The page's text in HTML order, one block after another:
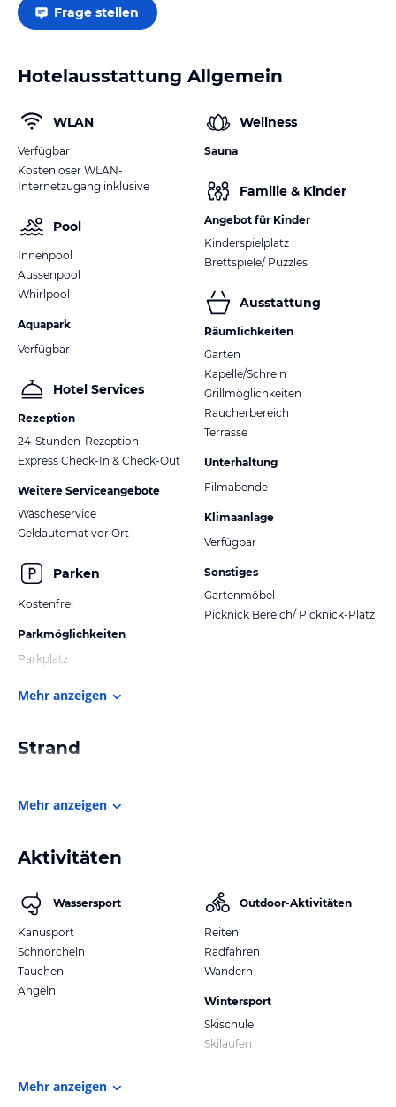
verbindlichenAngebotsdetails
Frage stellen
Hotelausstattung Allgemein
WLAN
Verfügbar
Kostenloser WLAN-
Internetzugang inklusive
Pool
Innenpool
Aussenpool
Whirlpool
Aquapark
Verfügbar
Hotel Services
Rezeption
24-Stunden-Rezeption
Express Check-In & Check-Out
Weitere Serviceangebote
Wäscheservice
Geldautomat vor Ort
Parken
Kostenfrei
Parkmöglichkeiten
Parkplatz
Wellness
Sauna
Familie & Kinder
Angebot für Kinder
Kinderspielplatz
Brettspiele/ Puzzles
Ausstattung
Räumlichkeiten
Garten
Kapelle/Schrein
Grillmöglichkeiten
Raucherbereich
Terrasse
Unterhaltung
Filmabende
Klimaanlage
Verfügbar
Sonstiges
Gartenmöbel
Picknick Bereich/ Picknick-Platz
Mehr anzeigen
Strand
Mehr anzeigen
Aktivitäten
Wassersport
Kanusport
Schnorcheln
Tauchen
Angeln
Outdoor-Aktivitäten
Reiten
Radfahren
Wandern
Wintersport
Skischule
Skilaufen
Mehr anzeigen